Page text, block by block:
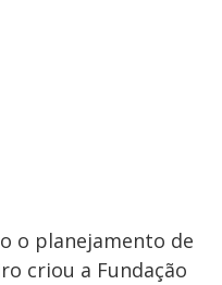
o planejamento de
criou a Fundação